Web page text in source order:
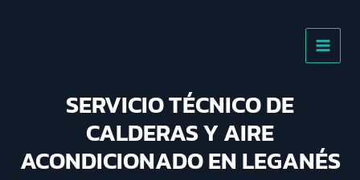
SERVICIO TÉCNICO DE
CALDERAS Y AIRE
ACONDICIONADO EN LEGANÉS